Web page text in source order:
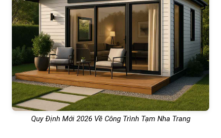
Quy Định Mới 2026 Về Công Trình Tạm Nha Trang